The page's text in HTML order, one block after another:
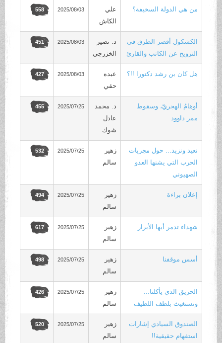
من هي الدولة السخيفة؟
علي
الكاش
2025/08/03
558
الكشكول أقصر الطرق في
الترويح عن الكاتب والقارئ
د. نضير
الخزرجي
2025/08/03
451
هل كان بن رشد دكتورا !!؟
عبده
حقي
2025/08/03
427
أوهامُ الهجريّ، وسقوط
ممر داوود
د. محمد
عادل
شوك
2025/07/25
455
نعيد ونزيد... حول مجريات
الحرب التي يشنها العدو
الصهيوني
زهير
سالم
2025/07/25
532
إعلان براءة
زهير
سالم
2025/07/25
494
شهداء تدمر أيها الأبرار
زهير
سالم
2025/07/25
617
أسس موقفنا
زهير
سالم
2025/07/25
498
الحريق الذي يأكلنا...
ونستغيث بلطف اللطيف
زهير
سالم
2025/07/25
426
الصندوق السيادي إشارات
استفهام حقيقية!!
زهير
سالم
2025/07/25
520